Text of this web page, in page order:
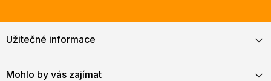
Užitečné informace
Mohlo by vás zajímat